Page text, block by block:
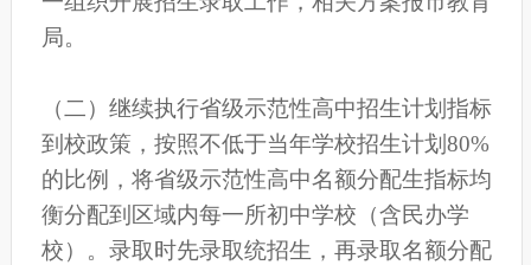
局。
（二）继续执行省级示范性高中招生计划指标
到校政策，按照不低于当年学校招生计划80%
的比例，将省级示范性高中名额分配生指标均
衡分配到区域内每一所初中学校（含民办学
校）。录取时先录取统招生，再录取名额分配